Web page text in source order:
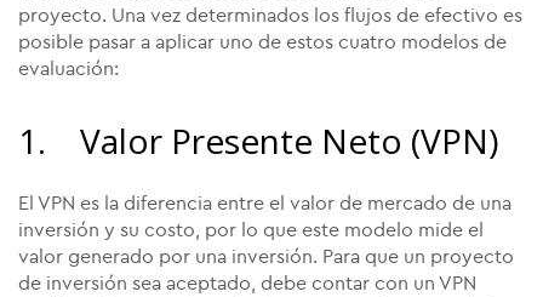
proyecto. Una vez determinados los flujos de efectivo es
posible pasar a aplicar uno de estos cuatro modelos de
evaluación:
1. Valor Presente Neto (VPN)
El VPN es la diferencia entre el valor de mercado de una
inversión y su costo, por lo que este modelo mide el
valor generado por una inversión. Para que un proyecto
de inversión sea aceptado, debe contar con un VPN